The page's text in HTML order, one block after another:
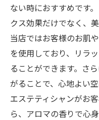
ない時におすすめです
クス効果だけでなく、
当店ではお客様のお肌
を使用しており、リラ
ることができます。さ
がることで、心地よい
エステティシャンがお
ら、アロマの香りで心